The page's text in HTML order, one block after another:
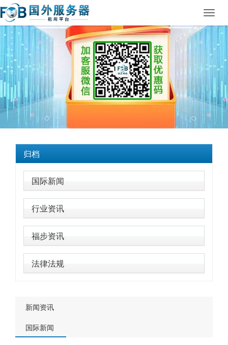
归档
国际新闻
行业资讯
福步资讯
法律法规
新闻资讯
国际新闻